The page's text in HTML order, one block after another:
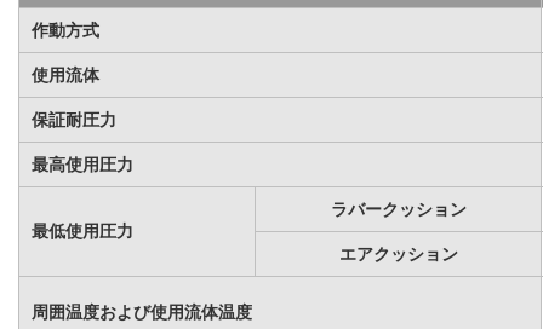
作動方式
使用流体
保証耐圧力
最高使用圧力
最低使用圧力
ラバークッション
エアクッション
周囲温度および使用流体温度